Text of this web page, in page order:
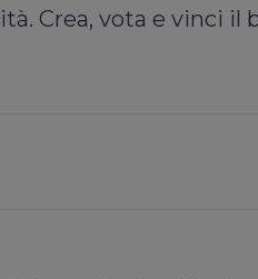
Crea, vota e vinci